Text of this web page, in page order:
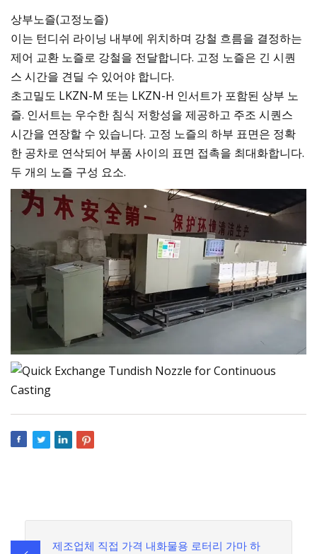
상부노즐(고정노즐)
이는 턴디쉬 라이닝 내부에 위치하며 강철 흐름을 결정하는
제어 교환 노즐로 강철을 전달합니다. 고정 노즐은 긴 시퀀
스 시간을 견딜 수 있어야 합니다.
초고밀도 LKZN-M 또는 LKZN-H 인서트가 포함된 상부 노
즐. 인서트는 우수한 침식 저항성을 제공하고 주조 시퀀스
시간을 연장할 수 있습니다. 고정 노즐의 하부 표면은 정확
한 공차로 연삭되어 부품 사이의 표면 접촉을 최대화합니다.
두 개의 노즐 구성 요소.
제조업체 직접 가격 내화물용 로터리 가마 하